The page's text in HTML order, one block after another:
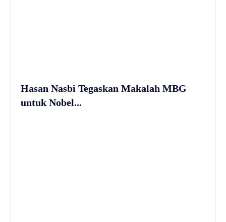
Hasan Nasbi Tegaskan Makalah MBG
untuk Nobel...